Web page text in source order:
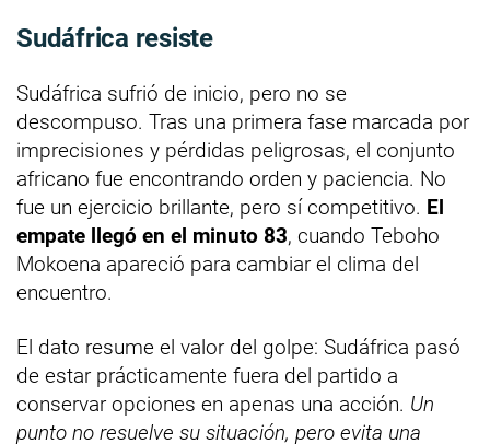
Sudáfrica resiste
Sudáfrica sufrió de inicio, pero no se
descompuso. Tras una primera fase marcada por
imprecisiones y pérdidas peligrosas, el conjunto
africano fue encontrando orden y paciencia. No
fue un ejercicio brillante, pero sí competitivo. El
empate llegó en el minuto 83, cuando Teboho
Mokoena apareció para cambiar el clima del
encuentro.
El dato resume el valor del golpe: Sudáfrica pasó
de estar prácticamente fuera del partido a
conservar opciones en apenas una acción. Un
punto no resuelve su situación, pero evita una